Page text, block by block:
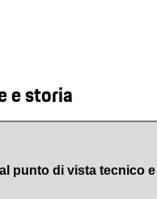
e storia
punto di vista tecnico